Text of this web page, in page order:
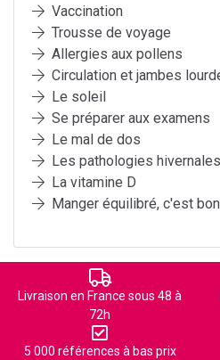
Vaccination
Trousse de voyage
Allergies aux pollens
Circulation et jambes
Le soleil
Se préparer aux examens
Le mal de dos
Les pathologies hivernales
La vitamine D
Manger équilibré, c'est
Livraison en France sous 48 à
72h
5 000 références à bas prix